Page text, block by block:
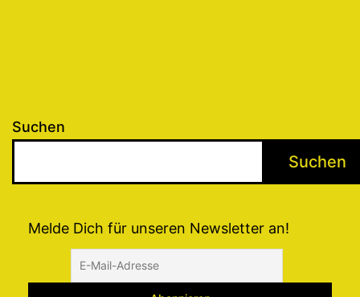
Suchen
Suchen
Melde Dich für unseren Newsletter an!